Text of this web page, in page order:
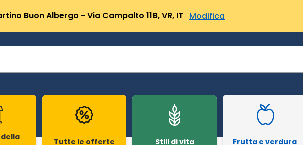
Buon Albergo - Via Campalto 11B, VR, IT Modifica
Tutte le offerte Stili di vita Frutta e verdura